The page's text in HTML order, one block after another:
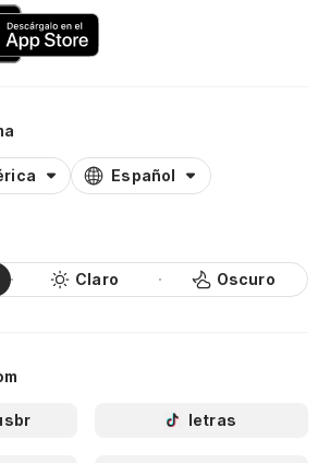
Español
Claro Oscuro
letras